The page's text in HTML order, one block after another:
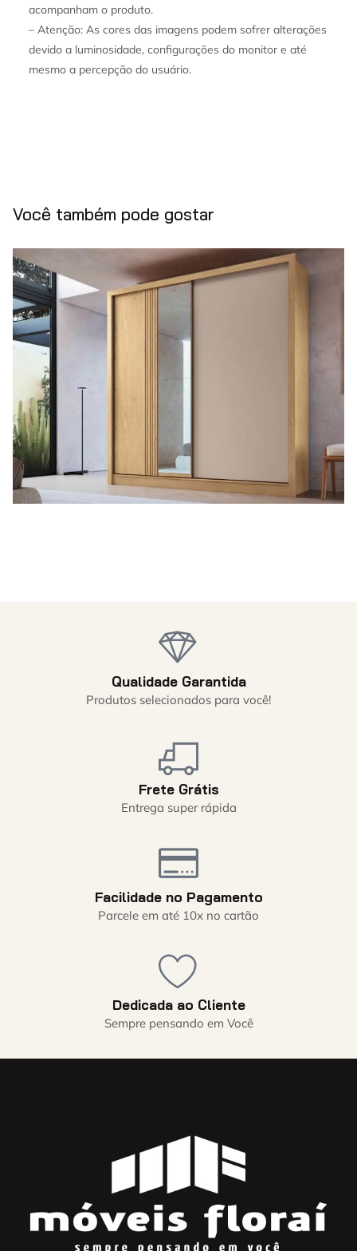
acompanham o produto.
– Atenção: As cores das imagens podem sofrer alterações
devido a luminosidade, configurações do monitor e até
mesmo a percepção do usuário.
Você também pode gostar
Qualidade Garantida
Produtos selecionados para você!
Frete Grátis
Entrega super rápida
Facilidade no Pagamento
Parcele em até 10x no cartão
Dedicada ao Cliente
Sempre pensando em Você